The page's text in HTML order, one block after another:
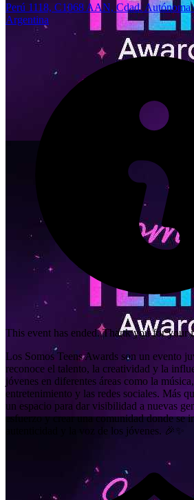
Perú 1118, C1068 AAN, Cdad. Autónoma
Argentina
This event has ended. Thank you for your
Los Somos Teens Awards son un evento
reconoce el talento, la creatividad y la
jóvenes en diferentes áreas como la
entretenimiento y las redes sociales. Más
un espacio para dar visibilidad a nuevas
esfuerzo y crear una comunidad donde se
autenticidad y la voz de los jóvenes. 🎉✨